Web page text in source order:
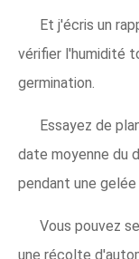
Et j'écris un
vérifier l'humidité
germination.
Essayez de
date moyenne du
pendant une
Vous pouvez
une récolte